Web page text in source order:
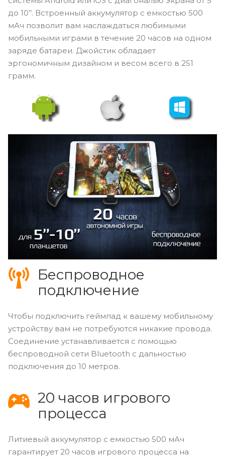
до 10’’. Встроенный аккумулятор с емкостью 500
мАч позволит вам наслаждаться любимыми
мобильными играми в течение 20 часов на одном
заряде батареи. Джойстик обладает
эргономичным дизайном и весом всего в 251
грамм.
Беспроводное
подключение
Чтобы подключить геймпад к вашему мобильному
устройству вам не потребуются никакие провода.
Соединение устанавливается с помощью
беспроводной сети Bluetooth с дальностью
подключения до 10 метров.
20 часов игрового
процесса
Литиевый аккумулятор с емкостью 500 мАч
гарантирует 20 часов игрового процесса на